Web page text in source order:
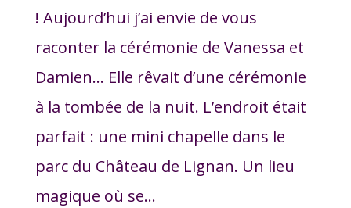
! Aujourd’hui j’ai envie de vous
raconter la cérémonie de Vanessa et
Damien… Elle rêvait d’une cérémonie
à la tombée de la nuit. L’endroit était
parfait : une mini chapelle dans le
parc du Château de Lignan. Un lieu
magique où se...